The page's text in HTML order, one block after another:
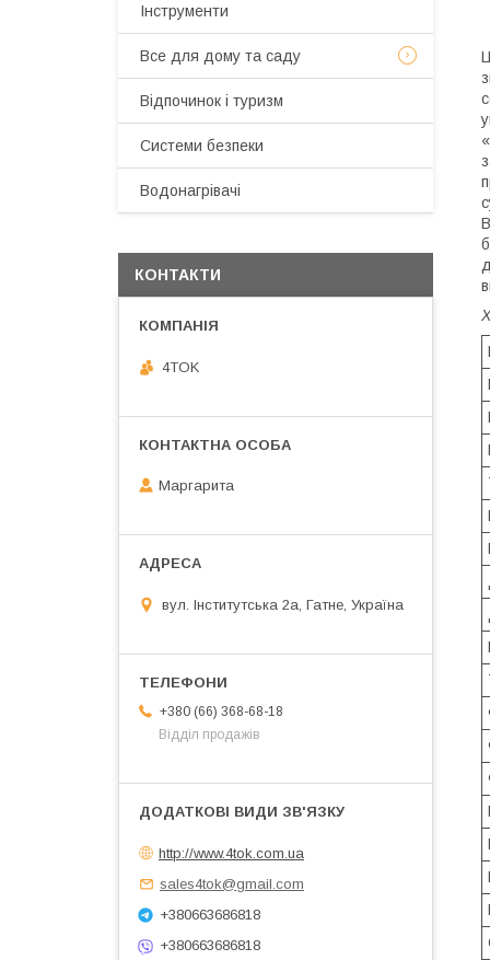
Інструменти
Все для дому та саду
Відпочинок і туризм
Системи безпеки
Водонагрівачі
КОНТАКТИ
4TOK
Маргарита
вул. Інститутська 2а, Гатне, Україна
+380 (66) 368-68-18
Відділ продажів
http://www.4tok.com.ua
sales4tok@gmail.com
+380663686818
+380663686818